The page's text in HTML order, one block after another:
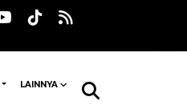
LAINNYA